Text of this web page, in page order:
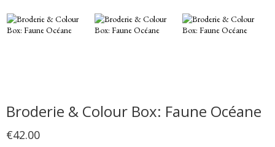
Broderie & Colour Box: Faune Océane
€42.00